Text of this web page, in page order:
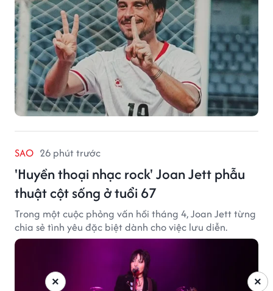
SAO 26 phút trước
'Huyền thoại nhạc rock' Joan Jett phẫu
thuật cột sống ở tuổi 67
Trong một cuộc phỏng vấn hồi tháng 4, Joan Jett từng
chia sẻ tình yêu đặc biệt dành cho việc lưu diễn.
×
×